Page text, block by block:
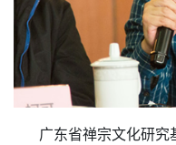
广东省禅宗文化研究